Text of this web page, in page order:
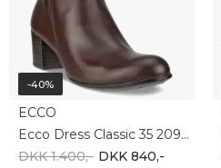
-40%
ECCO
Ecco Dress Classic 35 209913-01667
DKK 1.400,- DKK 840,-